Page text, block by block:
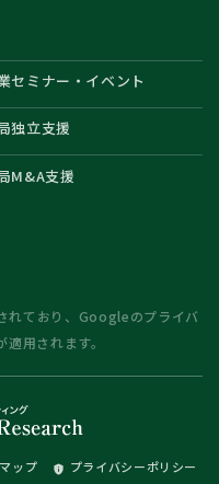
セミナー・イベント
独立支援
M&A支援
れており、Googleのプライバ
適用されます。
ップ privacy_tip プライバシーポリシー